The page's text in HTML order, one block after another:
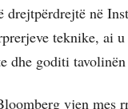
drejtpërdrejtë në
teknike, ai u
dhe goditi
vjen mes